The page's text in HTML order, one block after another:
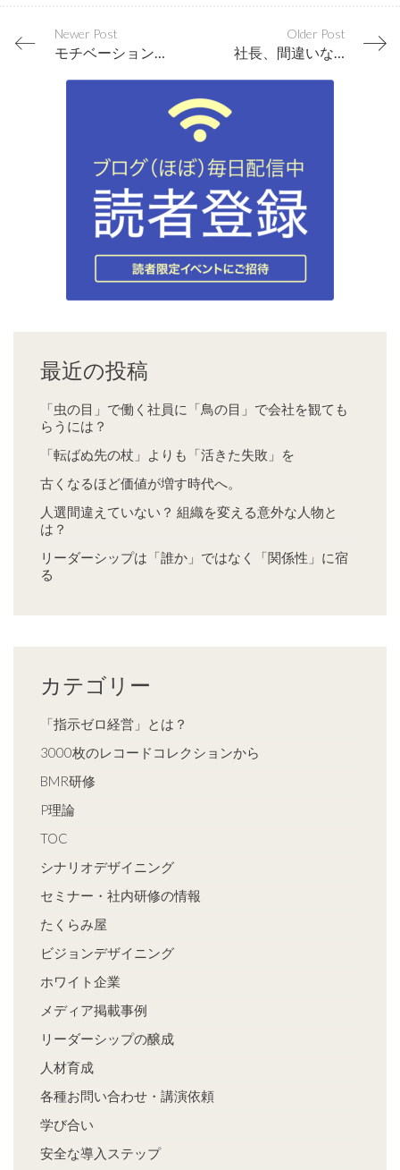
Newer Post Older Post
最近の投稿
「虫の目」で働く社員に「鳥の目」で会社を観ても
らうには？
「転ばぬ先の杖」よりも「活きた失敗」を
古くなるほど価値が増す時代へ。
人選間違えていない？ 組織を変える意外な人物と
は？
リーダーシップは「誰か」ではなく「関係性」に宿
る
カテゴリー
「指示ゼロ経営」とは？
3000枚のレコードコレクションから
BMR研修
P理論
TOC
シナリオデザイニング
セミナー・社内研修の情報
たくらみ屋
ビジョンデザイニング
ホワイト企業
メディア掲載事例
リーダーシップの醸成
人材育成
各種お問い合わせ・講演依頼
学び合い
安全な導入ステップ